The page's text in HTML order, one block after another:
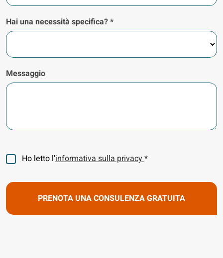
Hai una necessità specifica? *
Messaggio
Consenso
Ho letto l'informativa sulla privacy*